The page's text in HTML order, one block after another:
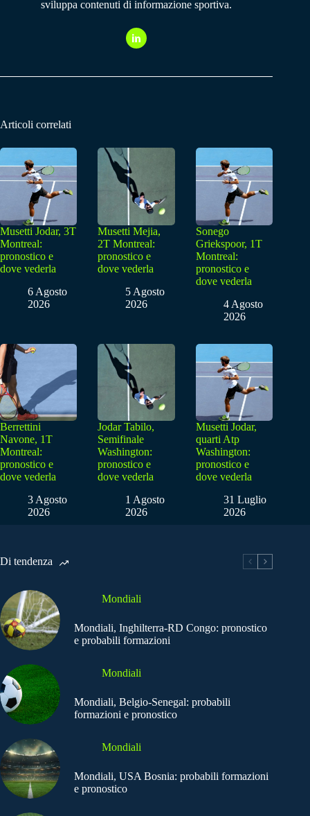
sviluppa contenuti di informazione sportiva.
Articoli correlati
Musetti Jodar, 3T
Montreal:
pronostico e
dove vederla
6 Agosto
2026
Musetti Mejia,
2T Montreal:
pronostico e
dove vederla
5 Agosto
2026
Sonego
Griekspoor, 1T
Montreal:
pronostico e
dove vederla
4 Agosto
2026
Berrettini
Navone, 1T
Montreal:
pronostico e
dove vederla
3 Agosto
2026
Jodar Tabilo,
Semifinale
Washington:
pronostico e
dove vederla
1 Agosto
2026
Musetti Jodar,
quarti Atp
Washington:
pronostico e
dove vederla
31 Luglio
2026
Di tendenza
Mondiali
Mondiali, Inghilterra-RD Congo: pronostico
e probabili formazioni
Mondiali
Mondiali, Belgio-Senegal: probabili
formazioni e pronostico
Mondiali
Mondiali, USA Bosnia: probabili formazioni
e pronostico